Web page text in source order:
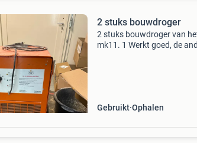
2 stuks bouwdroger
2 stuks bouwdroger van
mk11. 1 Werkt goed, de
Gebruikt Ophalen